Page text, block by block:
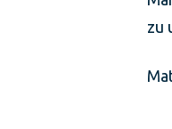
zu